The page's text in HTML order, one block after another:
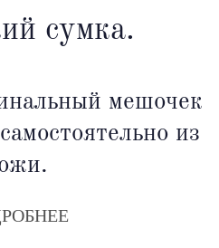
сумка.
мешочек
из